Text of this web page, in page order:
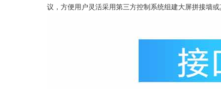
议，方便用户灵活采用第三方控制系统组建大屏拼接墙